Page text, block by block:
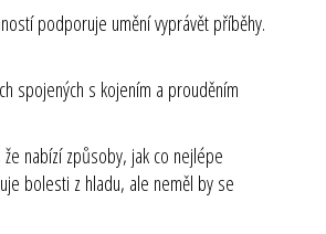
podporuje umění vyprávět příběhy.
spojených s kojením a prouděním
nabízí způsoby, jak co nejlépe
bolesti z hladu, ale neměl by se